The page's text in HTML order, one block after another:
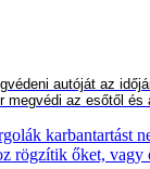
autóját az
megvédi az esőtől és
karbantartást
rögzítik őket,